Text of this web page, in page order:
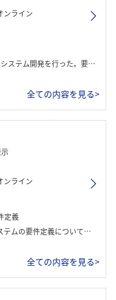
ンライン
程を体験した。ワーク終了後は社員座談会が行われた。
全ての内容を見る>
ンライン
定義
い、最後に社員の方から解答例と解説をいただいた。
全ての内容を見る>